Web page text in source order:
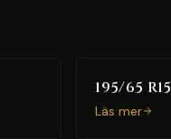
195/65 R15
Läs mer